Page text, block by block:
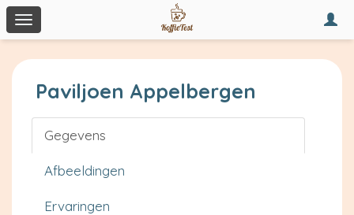
Toggle
navigation
Paviljoen Appelbergen
Gegevens
Afbeeldingen
Ervaringen